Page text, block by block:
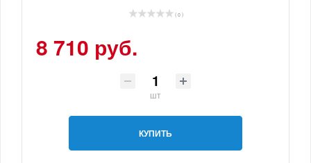
( 0 )
8 710 руб.
шт
КУПИТЬ